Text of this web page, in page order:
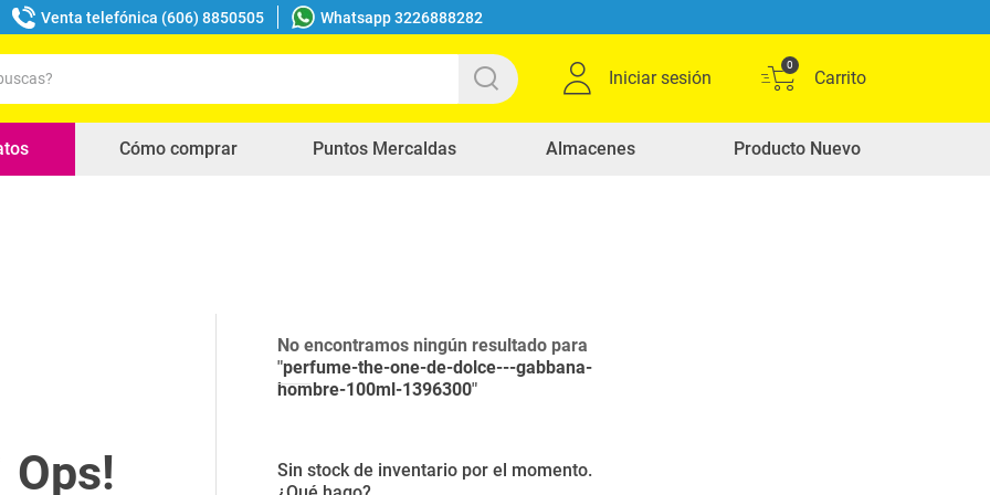
Venta telefónica (606) 8850505 Whatsapp 3226888282
Iniciar sesión
0
Cómo comprar Puntos Mercaldas Almacenes Producto Nuevo
No encontramos ningún resultado para
"perfume-the-one-de-dolce---gabbana-
hombre-100ml-1396300"
Sin stock de inventario por el momento.
buscados